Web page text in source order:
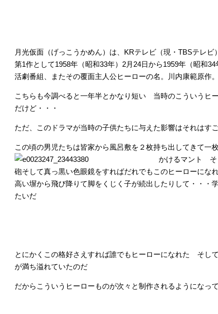
月光仮面（げっこうかめん）は、KRテレビ（現・TBSテレ
第1作として1958年（昭和33年）2月24日から1959年（昭和
活劇番組、またその覆面主人公ヒーローの名。川内康範原作
こちらも今調べると一年半とかなり短い 当時のこういうヒ
だけど・・・
ただ、このドラマが当時の子供たちに与えた影響はそれはす
この頃の男児たちは皆家から風呂敷を２枚持ち出してきて一
かけるマント そ
砲そして真っ黒い色眼鏡をすればだれでもこのヒーローに
高い塀から飛び降りて脚をくじく子が続出したりして・・・
たいだ
とにかくこの格好さえすれば誰でもヒーローになれた そし
が満ち溢れていたのだ
だからこういうヒーローものが次々と制作されるようになっ